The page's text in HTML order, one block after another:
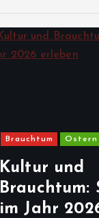
Brauchtum Ostern
Kultur und
Brauchtum:
im Jahr